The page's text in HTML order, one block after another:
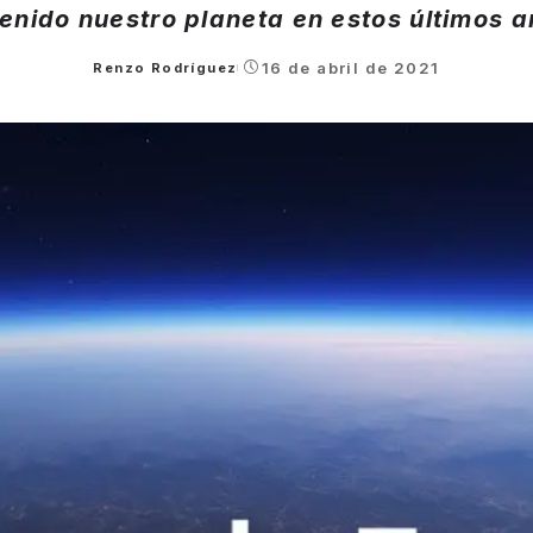
nuestro planeta en estos últimos
Posted
Renzo Rodríguez 16 de abril de 2021